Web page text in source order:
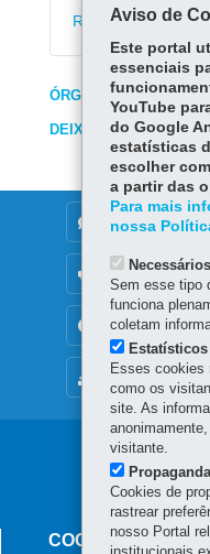
Resolução do
ÓRGÃO
DEIXE SUA OPINIÃO
MAPA DO SITE
DENUNCIE
OUVIDORIA
TRANSPARÊNCIA
Navegação
principal
Procon
COORDENAÇÃO
Aviso de
Este portal
essenciais
YouTube
do Google
estatísticas
escolher
a partir das
Para mais
nossa
Necessários
Sem esse tipo
funciona
coletam
Estatísticos
Esses cookies
como os
site. As
visitante.
Propaganda
Cookies de
rastrear
nosso Portal